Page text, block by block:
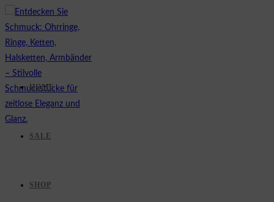
Zum
Inhalt
springen
HOME
SALE
SHOP